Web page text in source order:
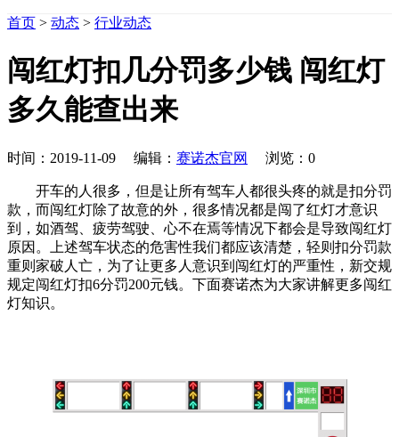
首页 > 动态 > 行业动态
闯红灯扣几分罚多少钱 闯红灯
多久能查出来
时间：2019-11-09 编辑： 赛诺杰官网 浏览： 0
开车的人很多，但是让所有驾车人都很头疼的就是扣分罚
款，而闯红灯除了故意的外，很多情况都是闯了红灯才意识
到，如酒驾、疲劳驾驶、心不在焉等情况下都会是导致闯红灯
原因。上述驾车状态的危害性我们都应该清楚，轻则扣分罚款
重则家破人亡，为了让更多人意识到闯红灯的严重性，新交规
规定闯红灯扣6分罚200元钱。下面赛诺杰为大家讲解更多闯红
灯知识。